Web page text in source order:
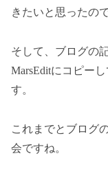
きたいと思ったの
そして、ブログの
MarsEditにコピー
す。
これまでとブログ
会ですね。